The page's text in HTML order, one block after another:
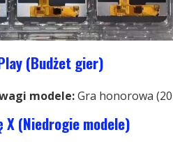
(Budżet gier)
modele:Gra honorowa
X (Niedrogie modele)